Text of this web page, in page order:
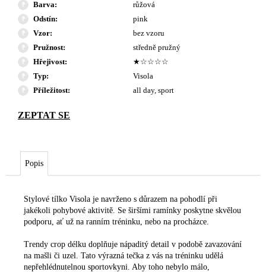
Barva:
růžová
Odstín:
pink
Vzor:
bez vzoru
Pružnost:
středně pružný
Hřejivost:
★☆☆☆☆
Typ:
Visola
Příležitost: all day, sport
Popis
Stylové tílko Visola je navrženo s důrazem na pohodlí při
jakékoli pohybové aktivitě. Se širšími ramínky poskytne skvělou
podporu, ať už na ranním tréninku, nebo na procházce.
Trendy crop délku doplňuje nápaditý detail v podobě zavazování
na mašli či uzel. Tato výrazná tečka z vás na tréninku udělá
nepřehlédnutelnou sportovkyni. Aby toho nebylo málo,